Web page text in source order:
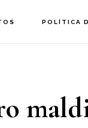
POLÍTICA